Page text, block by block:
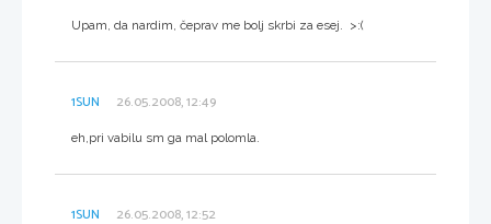
Upam, da nardim, čeprav me bolj skrbi za esej. >:(
1SUN 26.05.2008, 12:49
eh,pri vabilu sm ga mal polomla.
1SUN 26.05.2008, 12:52